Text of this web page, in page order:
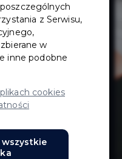
w
wraz
z Serwisu,
w
inne podobne
cookies
wszystkie